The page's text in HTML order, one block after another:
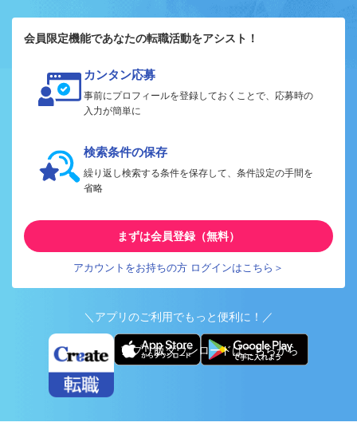
会員限定機能であなたの転職活動をアシスト！
カンタン応募
事前にプロフィールを登録しておくことで、応募時の
入力が簡単に
検索条件の保存
繰り返し検索する条件を保存して、条件設定の手間を
省略
まずは会員登録（無料）
アカウントをお持ちの方 ログインはこちら＞
＼アプリのご利用でもっと便利に！／
アプリ版ダウンロードはこちらから